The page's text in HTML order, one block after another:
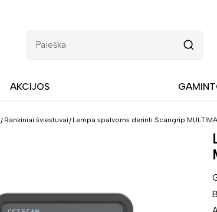
AKCIJOS
Rankiniai šviestuvai Lempa spalvoms derinti Scangrip